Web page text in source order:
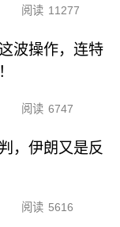
阅读 11277
波操作，连特
阅读 6747
，伊朗又是反
阅读 5616